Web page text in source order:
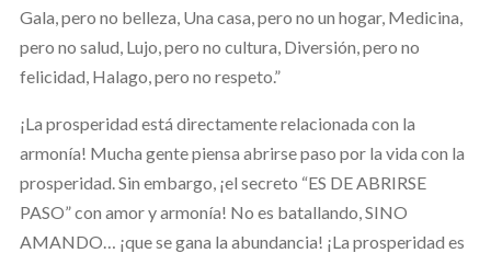
Gala, pero no belleza, Una casa, pero no un hogar, Medicina,
pero no salud, Lujo, pero no cultura, Diversión, pero no
felicidad, Halago, pero no respeto.”
¡La prosperidad está directamente relacionada con la
armonía! Mucha gente piensa abrirse paso por la vida con la
prosperidad. Sin embargo, ¡el secreto “ES DE ABRIRSE
PASO” con amor y armonía! No es batallando, SINO
AMANDO… ¡que se gana la abundancia! ¡La prosperidad es